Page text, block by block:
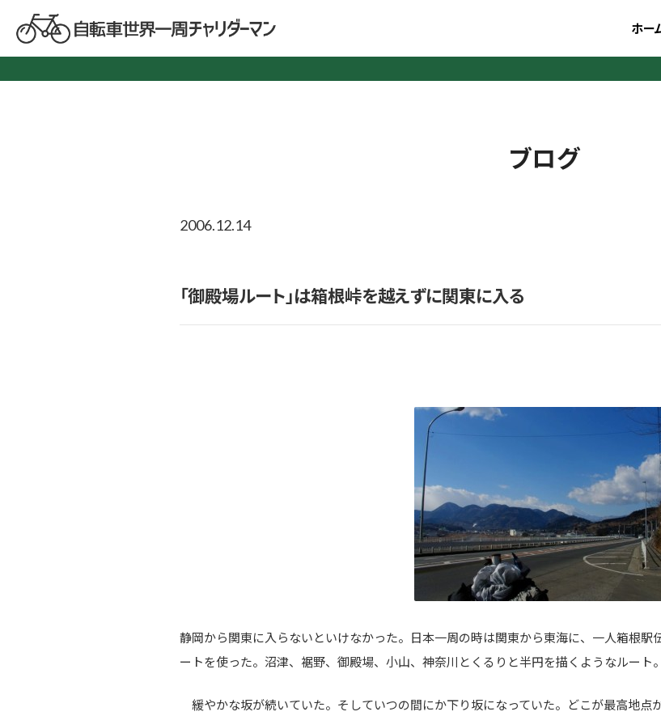
ホー
ブログ
2006.12.14
「御殿場ルート」は箱根峠を越えずに関東に入る
静岡から関東に入らないといけなかった。日本一周の時は関東から東海に、一人箱根駅
ートを使った。沼津、裾野、御殿場、小山、神奈川とくるりと半円を描くようなルート。
緩やかな坂が続いていた。そしていつの間にか下り坂になっていた。どこが最高地点